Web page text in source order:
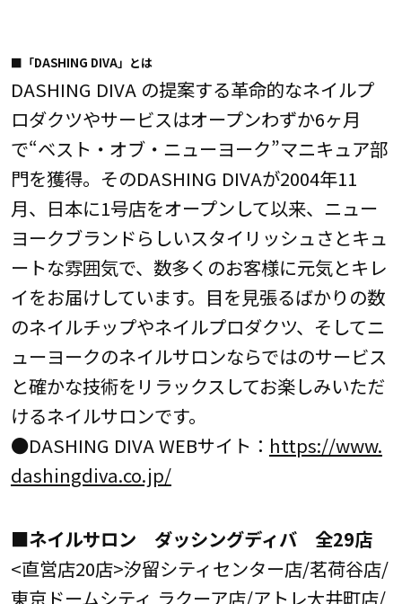
■「DASHING DIVA」とは
DASHING DIVA の提案する革命的なネイルプ
ロダクツやサービスはオープンわずか6ヶ月
で“ベスト・オブ・ニューヨーク”マニキュア部
門を獲得。そのDASHING DIVAが2004年11
月、日本に1号店をオープンして以来、ニュー
ヨークブランドらしいスタイリッシュさとキュ
ートな雰囲気で、数多くのお客様に元気とキレ
イをお届けしています。目を見張るばかりの数
のネイルチップやネイルプロダクツ、そしてニ
ューヨークのネイルサロンならではのサービス
と確かな技術をリラックスしてお楽しみいただ
けるネイルサロンです。
●DASHING DIVA WEBサイト： https://www.
dashingdiva.co.jp/
■ネイルサロン ダッシングディバ 全29店
<直営店20店>汐留シティセンター店/茗荷谷店/
東京ドームシティ ラクーア店/アトレ大井町店/